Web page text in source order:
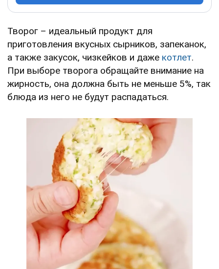
Творог – идеальный продукт для
приготовления вкусных сырников, запеканок,
а также закусок, чизкейков и даже котлет.
При выборе творога обращайте внимание на
жирность, она должна быть не меньше 5%, так
блюда из него не будут распадаться.